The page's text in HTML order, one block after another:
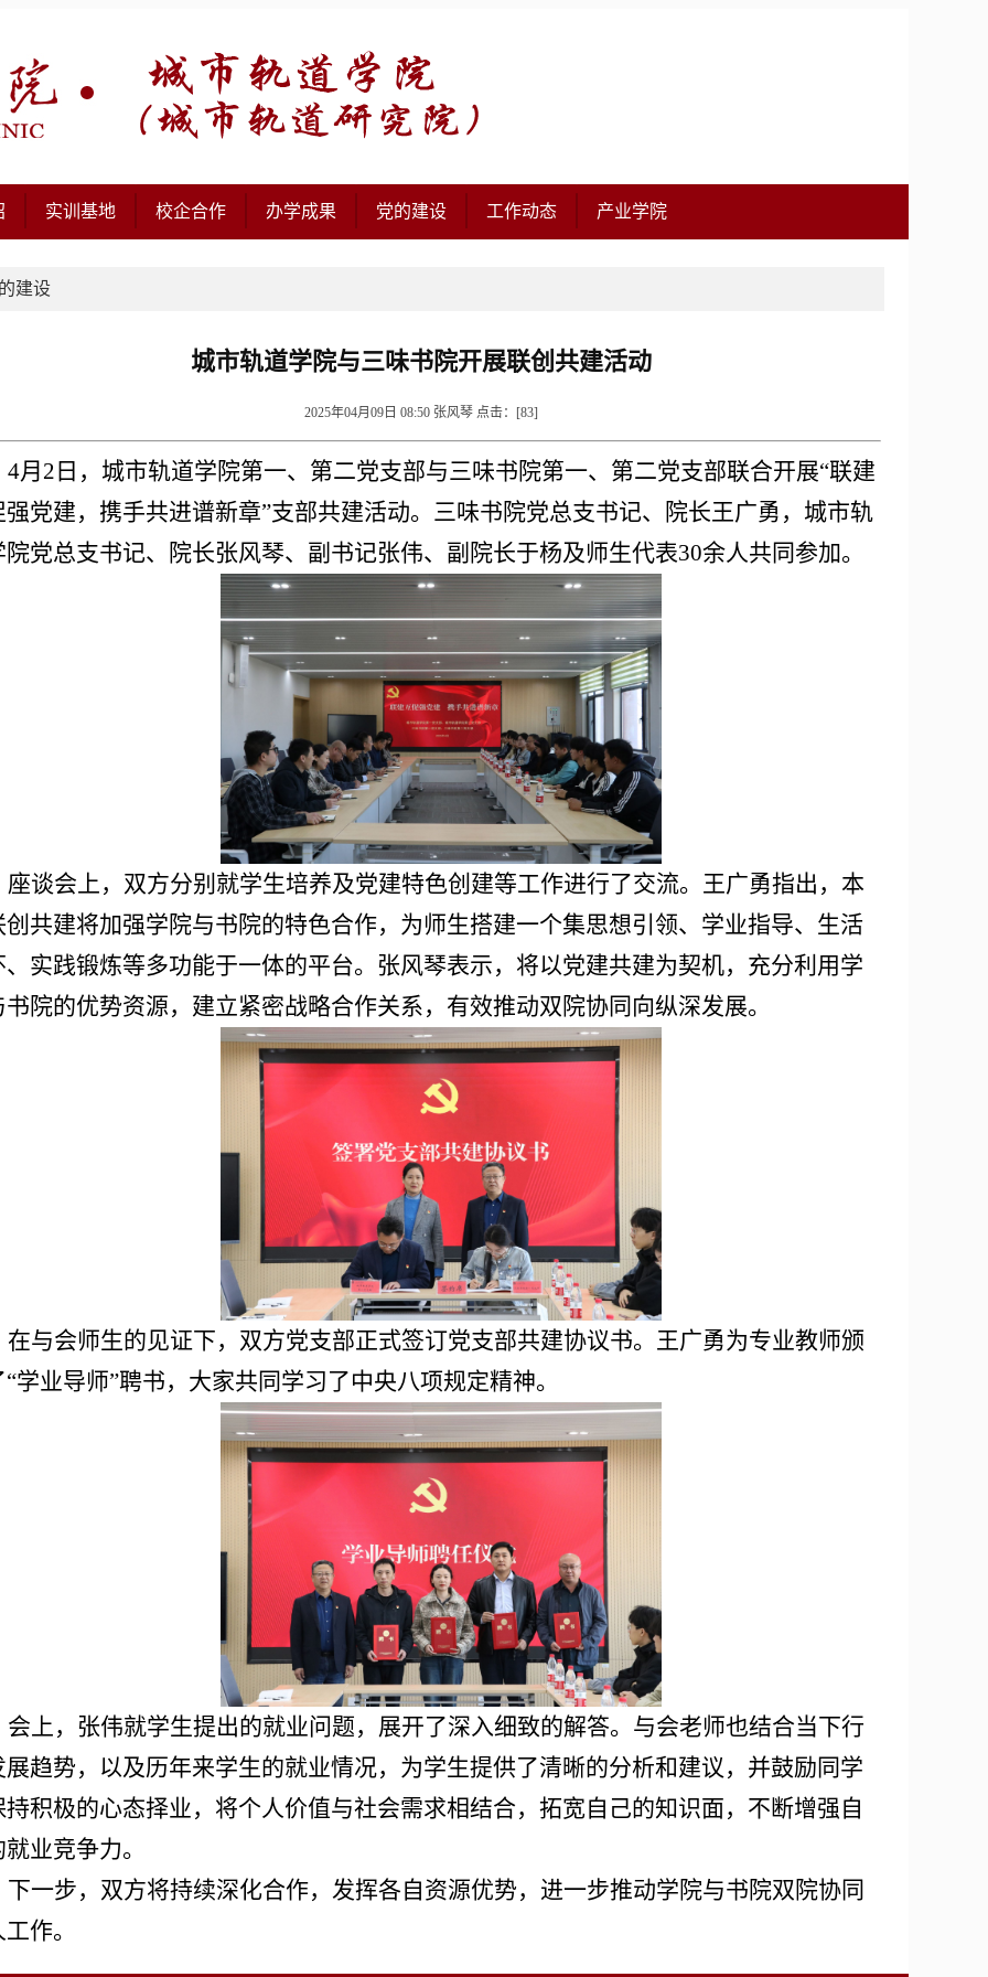
实训基地 校企合作 办学成果 党的建设 工作动态 产业学院
建设
城市轨道学院与三味书院开展联创共建活动
2025年04月09日 08:50 张风琴 点击：[83]
4月2日，城市轨道学院第一、第二党支部与三味书院第一、第二党支部联合开展“联建
强党建，携手共进谱新章”支部共建活动。三味书院党总支书记、院长王广勇，城市轨
院党总支书记、院长张风琴、副书记张伟、副院长于杨及师生代表30余人共同参加。
座谈会上，双方分别就学生培养及党建特色创建等工作进行了交流。王广勇指出，本
创共建将加强学院与书院的特色合作，为师生搭建一个集思想引领、学业指导、生活
、实践锻炼等多功能于一体的平台。张风琴表示，将以党建共建为契机，充分利用学
书院的优势资源，建立紧密战略合作关系，有效推动双院协同向纵深发展。
在与会师生的见证下，双方党支部正式签订党支部共建协议书。王广勇为专业教师颁
学业导师”聘书，大家共同学习了中央八项规定精神。
会上，张伟就学生提出的就业问题，展开了深入细致的解答。与会老师也结合当下行
展趋势，以及历年来学生的就业情况，为学生提供了清晰的分析和建议，并鼓励同学
持积极的心态择业，将个人价值与社会需求相结合，拓宽自己的知识面，不断增强自
业竞争力。
下一步，双方将持续深化合作，发挥各自资源优势，进一步推动学院与书院双院协同
作。